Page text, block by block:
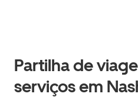
Partilha de
serviços em